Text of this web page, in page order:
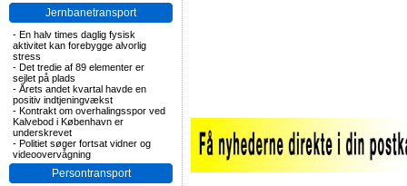
Jernbanetransport
- En halv times daglig fysisk
aktivitet kan forebygge alvorlig
stress
- Det tredie af 89 elementer er
sejlet på plads
- Årets andet kvartal havde en
positiv indtjeningvækst
- Kontrakt om overhalingsspor ved
Kalvebod i København er
underskrevet
- Politiet søger fortsat vidner og
videoovervågning
Persontransport